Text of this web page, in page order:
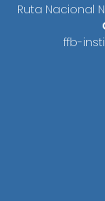
Ruta Nacional
ffb-